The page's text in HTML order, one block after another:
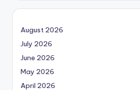
August 2026
July 2026
June 2026
May 2026
April 2026